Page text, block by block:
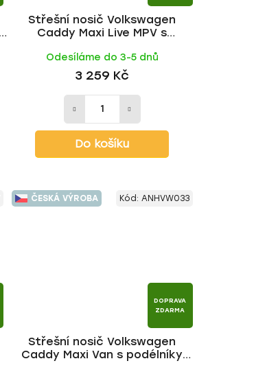
Střešní nosič Volkswagen
Caddy Maxi Live MPV s
BLACK tyč | HAKR
Odesíláme do 3-5 dnů
3 259 Kč
Do košíku
ČESKÁ VÝROBA
DOPRAVA
ZDARMA
Střešní nosič Volkswagen
Caddy Maxi Van s podélníky
Kód: ANHVW033